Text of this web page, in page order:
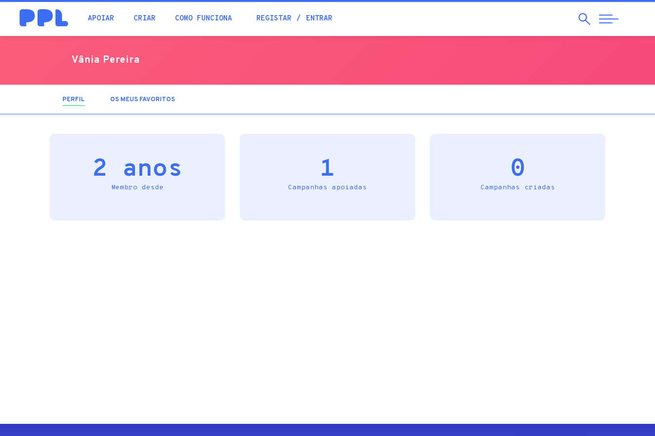
APOIAR CRIAR COMO FUNCIONA REGISTAR ENTRAR Pesquisar
Abrir
Navegação
procura
Vânia Pereira
PERFIL (SEPARADOROS MEUS FAVORITOS
2 anos
Membro desde
1
Campanhas apoiadas
0
Campanhas criadas